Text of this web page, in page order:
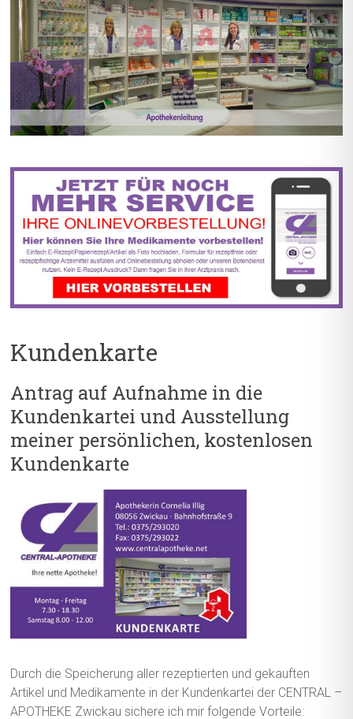
BIS ZU 55% RABATT AUF
REZEPTFREIE MEDIKAMENTE
5% TREUEBONUS MIT
KUNDENKARTE
Kundenkarte
Antrag auf Aufnahme in die
Kundenkartei und Ausstellung
meiner persönlichen, kostenlosen
Kundenkarte
Durch die Speicherung aller rezeptierten und gekauften
Artikel und Medikamente in der Kundenkartei der CENTRAL –
APOTHEKE Zwickau sichere ich mir folgende Vorteile: